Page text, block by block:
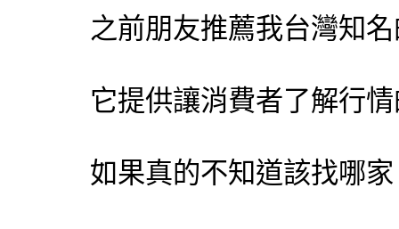
之前朋友推薦我台灣知
它提供讓消費者了解行
如果真的不知道該找哪家